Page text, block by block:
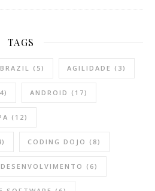
TAGS
(5) AGILIDADE (3)
ANDROID (17)
(12)
CODING DOJO (8)
DESENVOLVIMENTO (6)